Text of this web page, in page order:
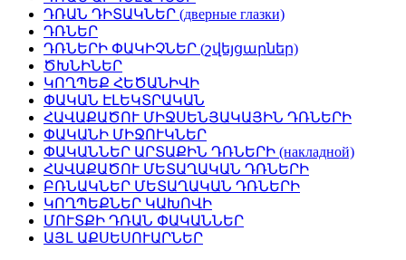
ԴՌԱՆ ԴԻՏԱԿՆԵՐ (дверные глазки)
ԴՌՆԵՐ
ԴՌՆԵՐԻ ՓԱԿԻՉՆԵՐ (շվեյցարներ)
ԾԽՆԻՆԵՐ
ԿՈՂՊԵՔ ՀԵԾԱՆԻՎԻ
ՓԱԿԱՆ ԷԼԵԿՏՐԱԿԱՆ
ՀԱՎԱՔԱԾՈՒ ՄԻՋՍԵՆՅԱԿԱՅԻՆ ԴՌՆԵՐԻ
ՓԱԿԱՆԻ ՄԻՋՈՒԿՆԵՐ
ՓԱԿԱՆՆԵՐ ԱՐՏԱՔԻՆ ԴՌՆԵՐԻ (накладной)
ՀԱՎԱՔԱԾՈՒ ՄԵՏԱՂԱԿԱՆ ԴՌՆԵՐԻ
ԲՌՆԱԿՆԵՐ ՄԵՏԱՂԱԿԱՆ ԴՌՆԵՐԻ
ԿՈՂՊԵՔՆԵՐ ԿԱԽՈՎԻ
ՄՈՒՏՔԻ ԴՌԱՆ ՓԱԿԱՆՆԵՐ
ԱՅԼ ԱՔՍԵՍՈՒԱՐՆԵՐ